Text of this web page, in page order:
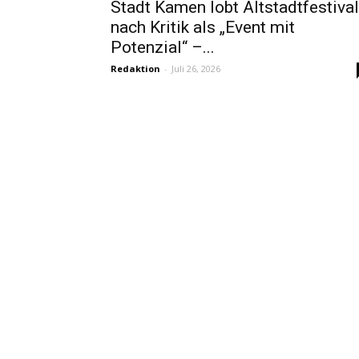
Stadt Kamen lobt Altstadtfestival
nach Kritik als „Event mit
Potenzial“ –...
Redaktion - Juli 26, 2026